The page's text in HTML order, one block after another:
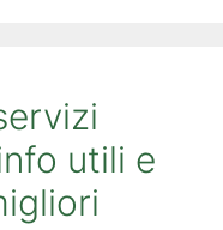
utili e